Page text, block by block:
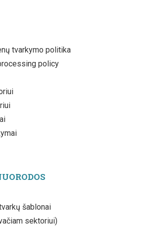
tvarkymo politika
policy
šablonai
sektoriui)